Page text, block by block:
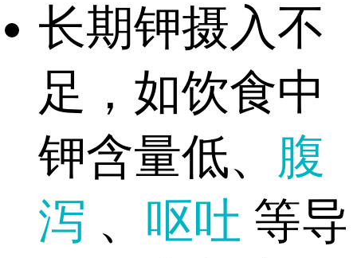
长期钾摄入不
足，如饮食中
钾含量低、 腹
泻 、 呕吐 等导